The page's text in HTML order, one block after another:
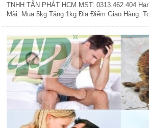
TNHH TẤN PHÁT HCM MST: 0313.462.404
Mãi: Mua 5kg Tặng 1kg Địa Điểm Giao Hàng: